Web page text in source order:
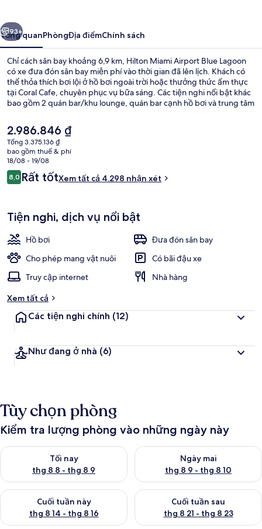
Lagoon
Tiếp
93+
Tổng quanPhòngĐịa điểmChính sách
Chỉ cách sân bay khoảng 6,9 km, Hilton Miami Airport Blue Lagoon
có xe đưa đón sân bay miễn phí vào thời gian đã lên lịch. Khách có
thể thỏa thích bơi lội ở hồ bơi ngoài trời hoặc thưởng thức ẩm thực
tại Coral Cafe, chuyên phục vụ bữa sáng. Các tiện nghi nổi bật khác
bao gồm 2 quán bar/khu lounge, quán bar cạnh hồ bơi và trung tâm
thoải mái.
Giá
hiện
tại
là
2.986.846 ₫
2.986.846 ₫
Tổng 3.375.136 ₫
bao gồm thuế & phí
18/08 - 19/08
Nhận
xét
8,08,0 trên 10,
Rất tốtXem tất cả 4.298 nhận xét
Tiện nghi, dịch vụ nổi bật
Hồ bơi
Đưa đón sân bay
Cho phép mang vật nuôi
Có bãi đậu xe
Truy cập internet
Nhà hàng
Xem tất cả
Các tiện nghi chính (12)
Như đang ở nhà (6)
Tùy chọn phòng
Kiểm tra lượng phòng vào những ngày này
Tối nay
thg 8 8 - thg 8 9
Kiểm tra lượng phòng tối nay từ thg 8 8 - thg 8 9
Ngày mai
thg 8 9 - thg 8 10
Kiểm tra lượng phòng ngày
Cuối tuần này
thg 8 14 - thg 8 16
Kiểm tra lượng phòng cuối tuần này từ thg 8 14 - thg 8 16
Cuối tuần sau
thg 8 21 - thg 8 23
Kiểm tra lượng phòng cuối